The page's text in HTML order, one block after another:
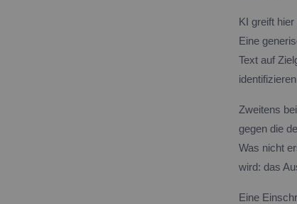
KI greift
Eine
Text auf
Zweitens
gegen die
Was nicht
wird: das
Eine